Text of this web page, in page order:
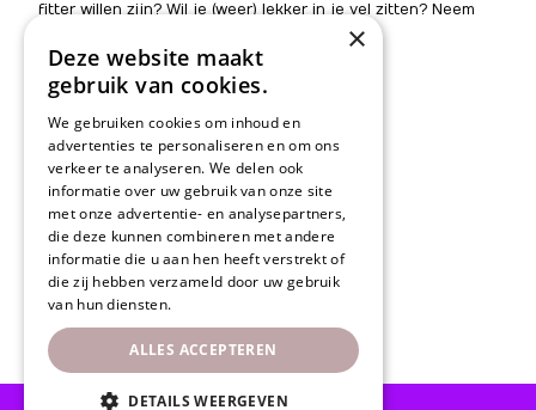
fitter willen zijn? Wil je (weer) lekker in je vel zitten? Neem
Adres
KvK 73829129
Informatie
Programma’s
Methode
Reviews
Werken bij
Reset programma
Over Fittevis
×
Deze website maakt
gebruik van cookies.
We gebruiken cookies om inhoud en
advertenties te personaliseren en om ons
verkeer te analyseren. We delen ook
informatie over uw gebruik van onze site
met onze advertentie- en analysepartners,
die deze kunnen combineren met andere
informatie die u aan hen heeft verstrekt of
die zij hebben verzameld door uw gebruik
van hun diensten.
ALLES ACCEPTEREN
DETAILS WEERGEVEN